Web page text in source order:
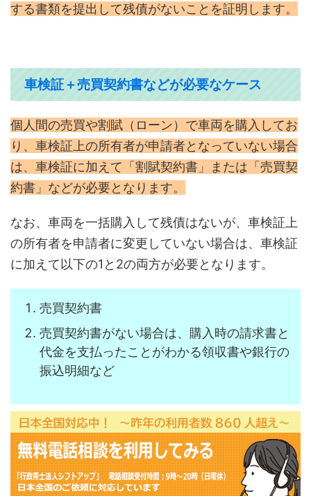
する書類を提出して残債がないことを証明します。
車検証＋売買契約書などが必要なケース
個人間の売買や割賦（ローン）で車両を購入してお
り、車検証上の所有者が申請者となっていない場合
は、車検証に加えて「割賦契約書」または「売買契
約書」などが必要となります。
なお、車両を一括購入して残債はないが、車検証上
の所有者を申請者に変更していない場合は、車検証
に加えて以下の1と2の両方が必要となります。
売買契約書
売買契約書がない場合は、購入時の請求書と
代金を支払ったことがわかる領収書や銀行の
振込明細など